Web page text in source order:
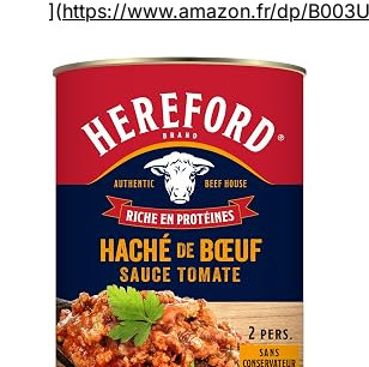
](https://www.amazon.fr/dp/